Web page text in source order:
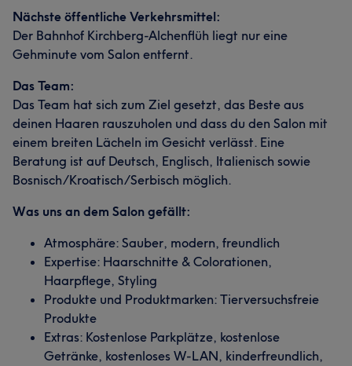
Nächste öffentliche Verkehrsmittel:
Der Bahnhof Kirchberg-Alchenflüh liegt nur eine
Gehminute vom Salon entfernt.
Das Team:
Das Team hat sich zum Ziel gesetzt, das Beste aus
deinen Haaren rauszuholen und dass du den Salon mit
einem breiten Lächeln im Gesicht verlässt. Eine
Beratung ist auf Deutsch, Englisch, Italienisch sowie
Bosnisch/Kroatisch/Serbisch möglich.
Was uns an dem Salon gefällt:
Atmosphäre: Sauber, modern, freundlich
Expertise: Haarschnitte & Colorationen,
Haarpflege, Styling
Produkte und Produktmarken: Tierversuchsfreie
Produkte
Extras: Kostenlose Parkplätze, kostenlose
Getränke, kostenloses W-LAN, kinderfreundlich,